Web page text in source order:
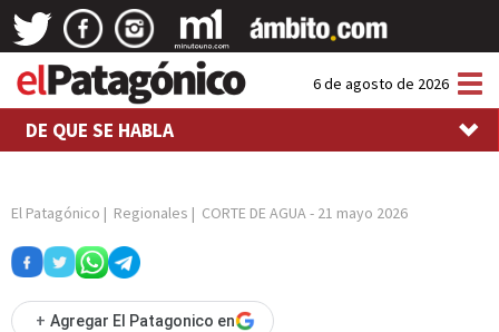
6 de agosto de 2026
DE QUE SE HABLA
El Patagónico | Regionales | CORTE DE AGUA- 21 mayo 2026
+ Agregar El Patagonico en